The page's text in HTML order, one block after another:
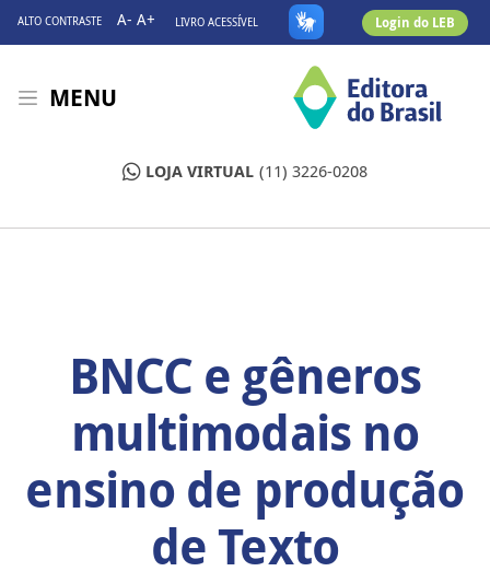
ALTO CONTRASTE A- A+ LIVRO ACESSÍVEL Login do LEB
MENU
LOJA VIRTUAL (11) 3226-0208
BNCC e gêneros
multimodais no
ensino de produção
de Texto